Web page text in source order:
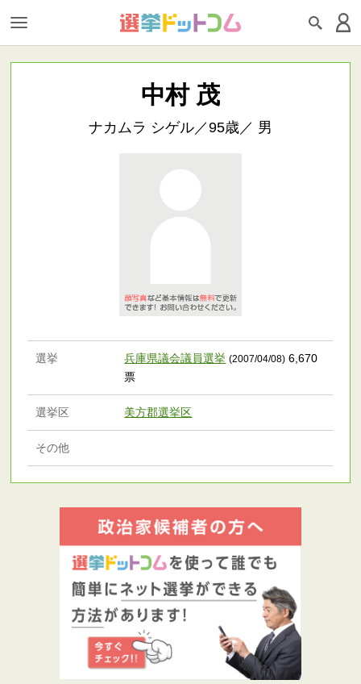
中村 茂
ナカムラ シゲル／95歳／ 男
選挙 兵庫県議会議員選挙 (2007/04/08) 6,670
票
選挙区 美方郡選挙区
その他